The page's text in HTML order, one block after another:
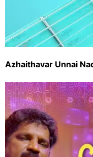
Azhaithavar Unnai